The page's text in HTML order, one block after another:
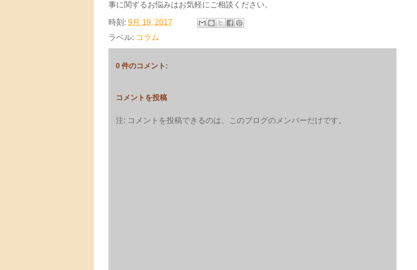
事に関するお悩みはお気軽にご相談ください。
時刻: 9月 19, 2017
ラベル: コラム
0 件のコメント:
コメントを投稿
注: コメントを投稿できるのは、このブログのメンバーだけです。